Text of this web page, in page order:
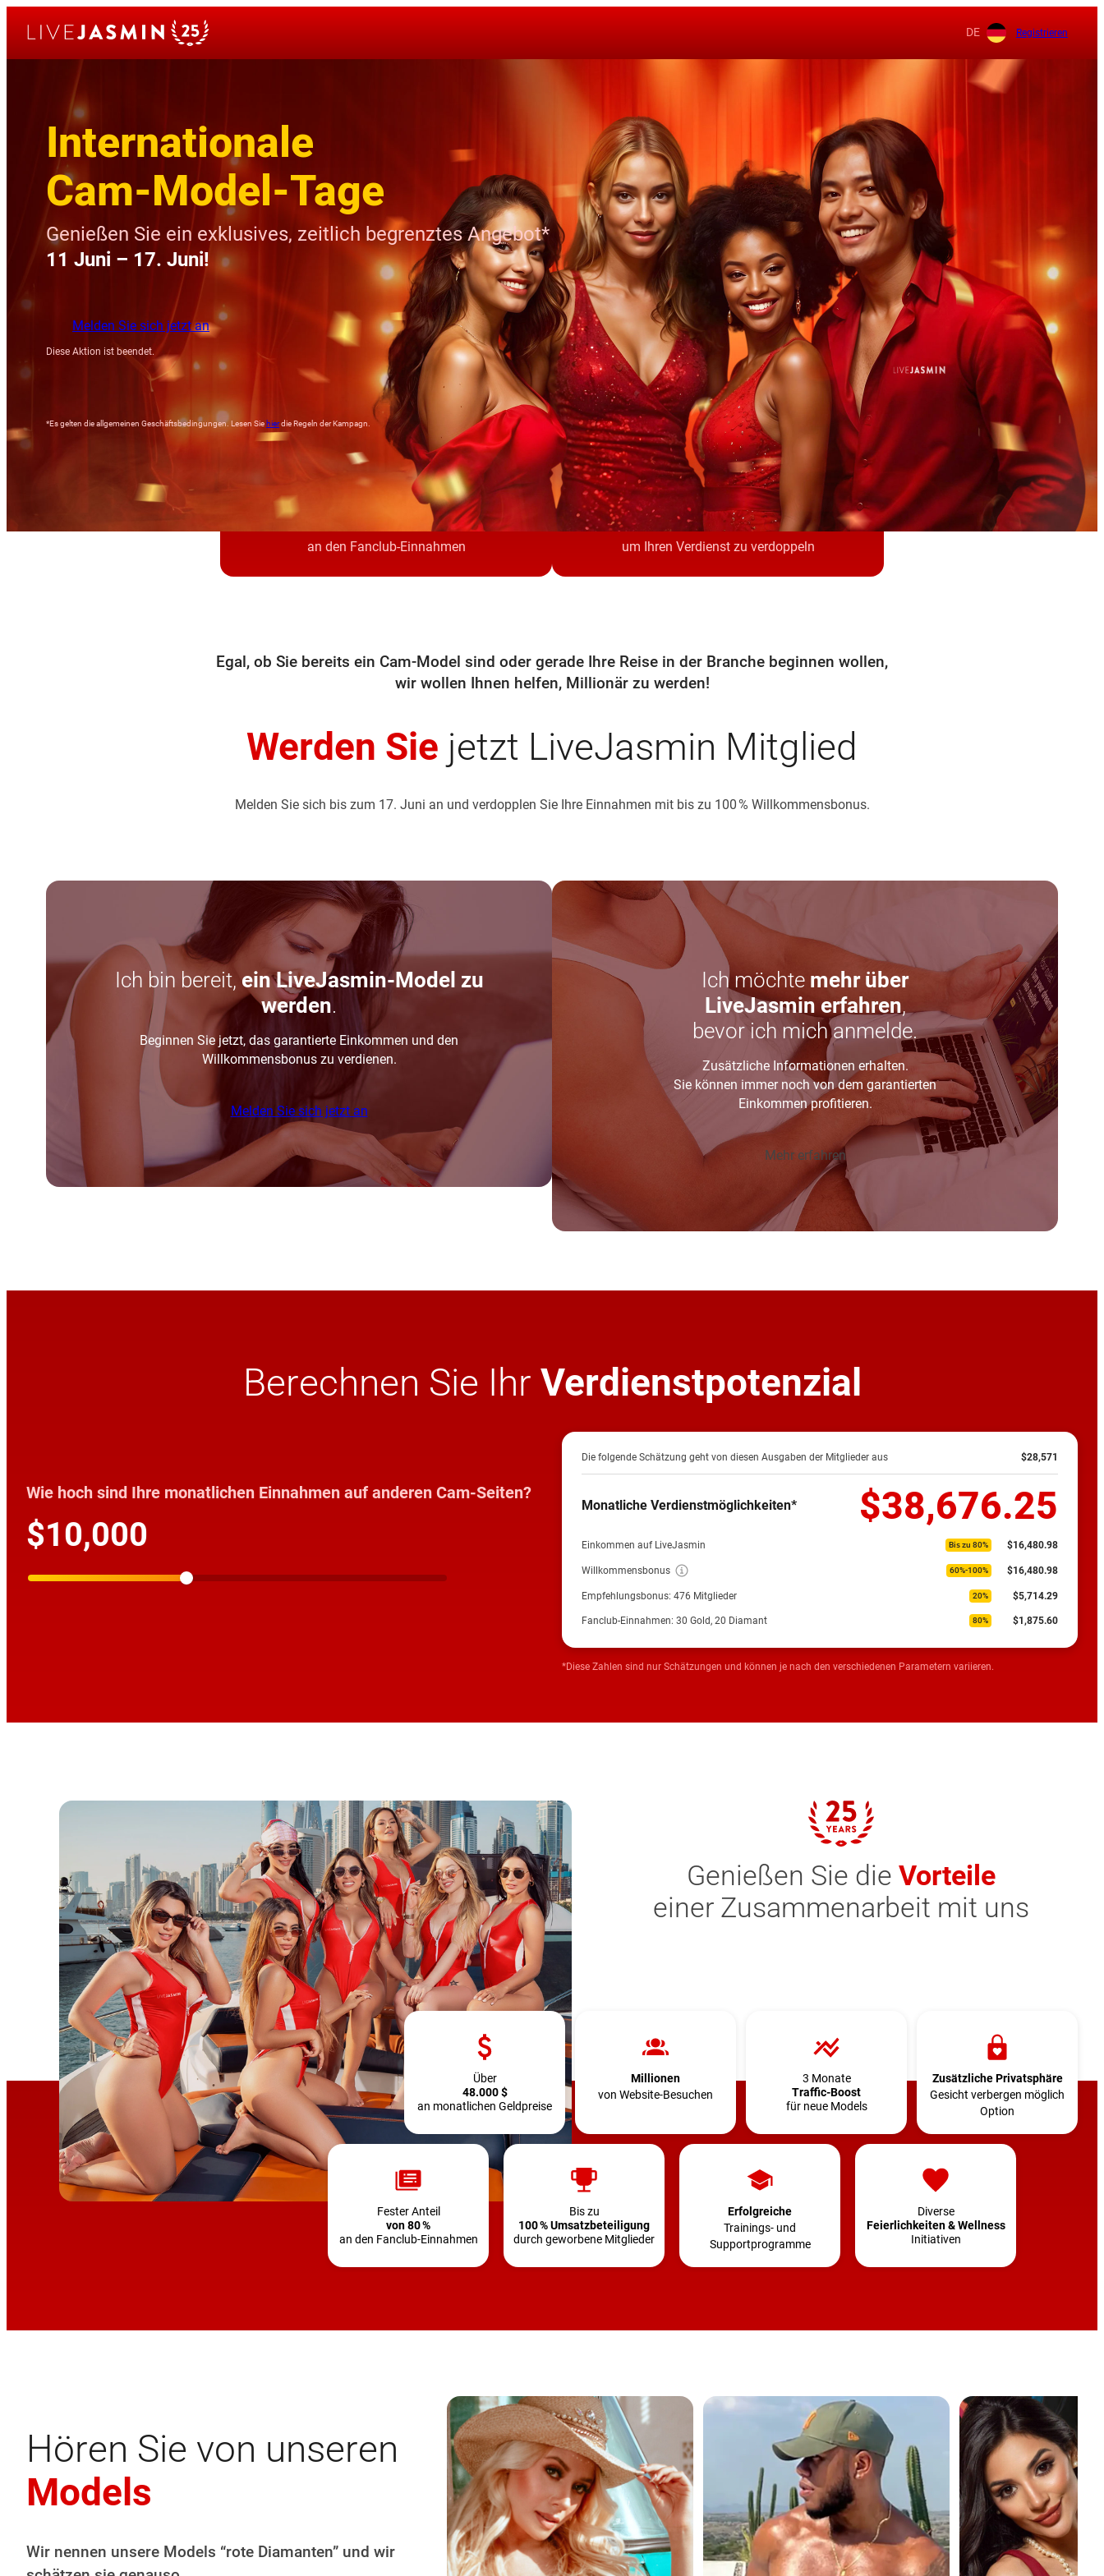
DE Registrieren
Internationale
Cam-Model-Tage
Genießen Sie ein exklusives, zeitlich begrenztes Angebot*
11 Juni – 17. Juni!
Melden Sie sich jetzt an
Diese Aktion ist beendet.
*Es gelten die allgemeinen Geschäftsbedingungen. Lesen Sie hierdie Regeln der Kampagn.
Fester Anteil
an den Fanclub-Einnahmen
100% Willkommensbonus
um Ihren Verdienst zu verdoppeln
Egal, ob Sie bereits ein Cam-Model sind oder gerade Ihre Reise in der Branche beginnen wollen,
wir wollen Ihnen helfen, Millionär zu werden!
Werden Sie jetzt LiveJasmin Mitglied
Melden Sie sich bis zum 17. Juni an und verdopplen Sie Ihre Einnahmen mit bis zu 100 % Willkommensbonus.
Ich bin bereit, ein LiveJasmin-Model zu
werden.
Beginnen Sie jetzt, das garantierte Einkommen und den
Willkommensbonus zu verdienen.
Melden Sie sich jetzt an
Ich möchte mehr über
LiveJasmin erfahren,
bevor ich mich anmelde.
Zusätzliche Informationen erhalten.
Sie können immer noch von dem garantierten
Einkommen profitieren.
Mehr erfahren
Berechnen Sie Ihr Verdienstpotenzial
Wie hoch sind Ihre monatlichen Einnahmen auf anderen Cam-Seiten?
$10,000
Die folgende Schätzung geht von diesen Ausgaben der Mitglieder aus $28,571
Monatliche Verdienstmöglichkeiten* $38,676.25
Einkommen auf LiveJasmin Bis zu 80% $16,480.98
Willkommensbonus 60%-100% $16,480.98
Empfehlungsbonus: 476 Mitglieder 20% $5,714.29
Fanclub-Einnahmen: 30 Gold, 20 Diamant 80% $1,875.60
*Diese Zahlen sind nur Schätzungen und können je nach den verschiedenen Parametern variieren.
Genießen Sie die Vorteile
einer Zusammenarbeit mit uns
Über
48.000 $
an monatlichen Geldpreise
Millionen
von Website-Besuchen
3 Monate
Traffic-Boost
für neue Models
Zusätzliche Privatsphäre
Gesicht verbergen möglich
Option
Fester Anteil
von 80 %
an den Fanclub-Einnahmen
Bis zu
100 % Umsatzbeteiligung
durch geworbene Mitglieder
Erfolgreiche
Trainings- und
Supportprogramme
Diverse
Feierlichkeiten & Wellness
Initiativen
Hören Sie von unseren
Models
Wir nennen unsere Models “rote Diamanten” und wir